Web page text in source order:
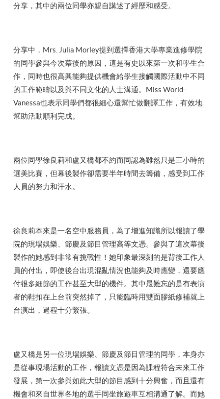
分享，其中的兩位同學亦親自講述了經歷和感受。
分享中，Mrs. Julia Morley提到選擇香港大學專業進修學院
的同學參與今次幕後的原因，這是有史以來第一次和學生合
作，同時也很高興能夠提供機會給學生接觸國際活動中不同
的工作範疇以及與不同文化的人士溝通。Miss World-
Vanessa也表示同學們都很細心還幫忙做翻譯工作，有效地
幫助活動順利完成。
兩位同學徐良莉和盧又橋都不約而同認為雖然只是三小時的
選美比賽，但幕後製作卻需要半年時間去籌備，感受到工作
人員的努力和汗水。
徐良莉本來是一名空中服務員，為了增進知識所以報讀了學
院的現場娛樂、節慶及節目管理高等文憑。參與了這次幕後
製作的她感到非常有挑戰性！她印象最深刻的是背後工作人
員的付出，即使後台出現混亂情況也能夠及時應變，還要應
付很多細節的工作甚至大型的機件。其中最難忘的是有表演
者的鞋扣在上台前突然掉了，只能臨時用雙面膠紙修補就上
台演出，過程十分緊張。
盧又橋是另一位現場娛樂、節慶及節目管理的同學，本身亦
是從事現場活動的工作，報讀文憑是因為課程符合未來工作
發展，第一次參與如此大型的節目感到十分興奮，而且還有
機會和來自世界各地的選手同坐旅遊車互相溝通了解。而她